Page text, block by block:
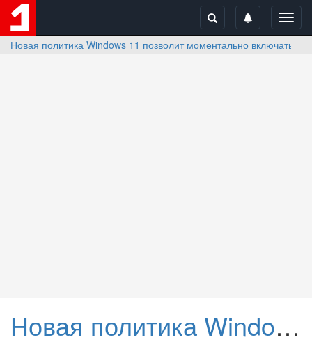
Новая политика Windows 11 позволит моментально включать
Новая политика Windows 11 позволит моментально включать функции